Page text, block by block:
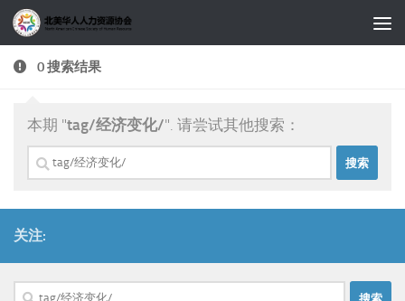
跳至内容
0 搜索结果
本期 "tag/经济变化/". 请尝试其他搜索：
搜
索：
关注:
搜